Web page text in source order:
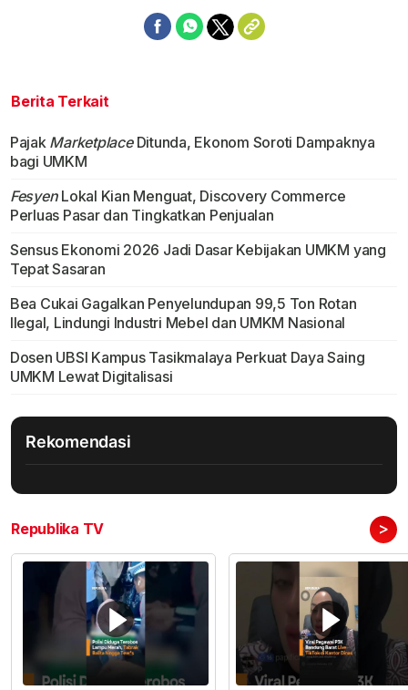
Berita Terkait
Pajak MarketplaceDitunda, Ekonom Soroti Dampaknya
bagi UMKM
FesyenLokal Kian Menguat, Discovery Commerce
Perluas Pasar dan Tingkatkan Penjualan
Sensus Ekonomi 2026 Jadi Dasar Kebijakan UMKM yang
Tepat Sasaran
Bea Cukai Gagalkan Penyelundupan 99,5 Ton Rotan
Ilegal, Lindungi Industri Mebel dan UMKM Nasional
Dosen UBSI Kampus Tasikmalaya Perkuat Daya Saing
UMKM Lewat Digitalisasi
Rekomendasi
Republika TV >